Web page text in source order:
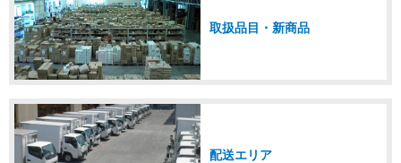
取扱品目・新商品
配送エリア